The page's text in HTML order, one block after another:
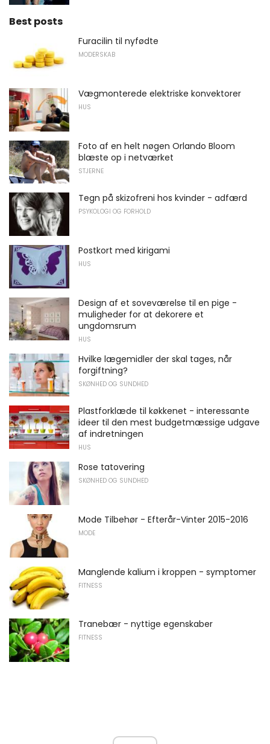
Best posts
Furacilin til nyfødte
MODERSKAB
Vægmonterede elektriske konvektorer
HUS
Foto af en helt nøgen Orlando Bloom
blæste op i netværket
STJERNE
Tegn på skizofreni hos kvinder - adfærd
PSYKOLOGI OG FORHOLD
Postkort med kirigami
HUS
Design af et soveværelse til en pige -
muligheder for at dekorere et
ungdomsrum
HUS
Hvilke lægemidler der skal tages, når
forgiftning?
SKØNHED OG SUNDHED
Plastforklæde til køkkenet - interessante
ideer til den mest budgetmæssige udgave
af indretningen
HUS
Rose tatovering
SKØNHED OG SUNDHED
Mode Tilbehør - Efterår-Vinter 2015-2016
MODE
Manglende kalium i kroppen - symptomer
FITNESS
Tranebær - nyttige egenskaber
FITNESS